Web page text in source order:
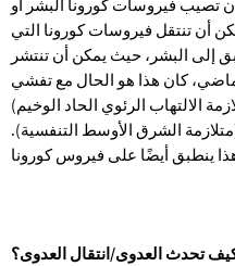
2019). يمكن أن تصيب فيروسات كورونا البشر أو
أن تنتقل فيروسات كورونا التي
إلى البشر، حيث يمكن أن تنتشر
كان هذا هو الحال مع تفشي
الالتهاب الرئوي الحاد الوخيم)
الشرق الأوسط التنفسية).
تحدث العدوى/انتقال العدوى؟